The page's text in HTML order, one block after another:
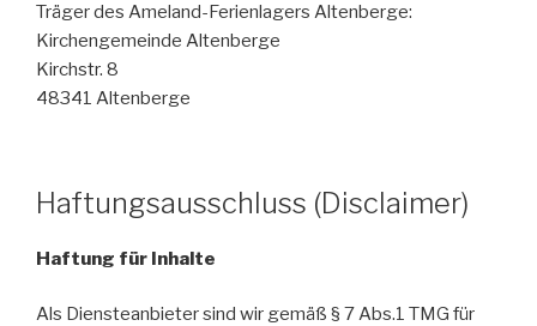
Träger des Ameland-Ferienlagers Altenberge:
Kirchengemeinde Altenberge
Kirchstr. 8
48341 Altenberge
Haftungsausschluss (Disclaimer)
Haftung für Inhalte
Als Diensteanbieter sind wir gemäß § 7 Abs.1 TMG für